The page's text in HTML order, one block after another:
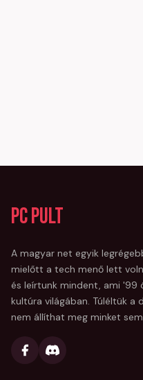
PC Pult
A magyar net egyik
mielőtt a tech menő lett
és leírtunk mindent, ami '99
kultúra világában. Túléltük
nem állíthat meg minket